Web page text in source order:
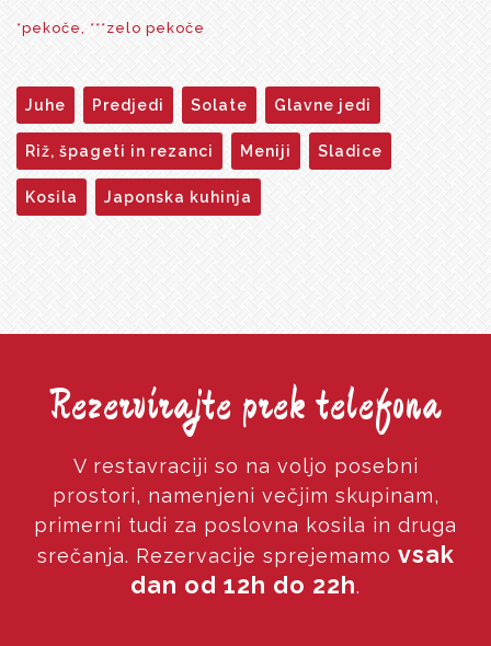
*pekoče, ***zelo pekoče
Juhe Predjedi Solate Glavne jedi
Riž, špageti in rezanci Meniji Sladice
Kosila Japonska kuhinja
Rezervirajte prek telefona
V restavraciji so na voljo posebni
prostori, namenjeni večjim skupinam,
primerni tudi za poslovna kosila in druga
srečanja. Rezervacije sprejemamo vsak
dan od 12h do 22h.